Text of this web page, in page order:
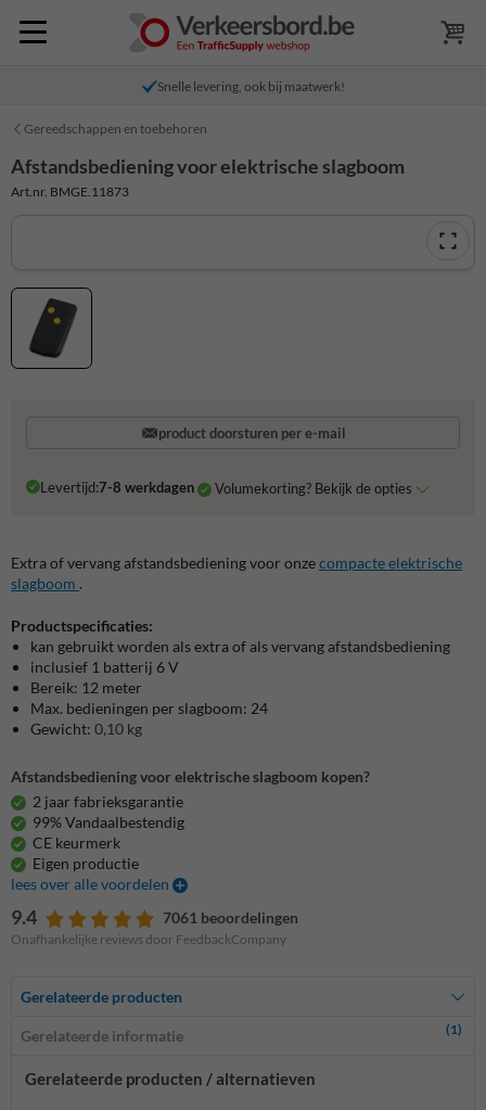
Snelle levering, ook bij maatwerk!
Gereedschappen en toebehoren
Afstandsbediening voor elektrische slagboom
Art.nr. BMGE.11873
product doorsturen per e-mail
Levertijd:7-8 werkdagen Volumekorting? Bekijk de opties
Extra of vervang afstandsbediening voor onzecompacte elektrische
slagboom .
Productspecificaties:
kan gebruikt worden als extra of als vervang afstandsbediening
inclusief 1 batterij 6 V
Bereik: 12 meter
Max. bedieningen per slagboom: 24
Gewicht: 0,10 kg
Afstandsbediening voor elektrische slagboom kopen?
2 jaar fabrieksgarantie
99% Vandaalbestendig
CE keurmerk
Eigen productie
lees over alle voordelen
9.4 7061 beoordelingen
Onafhankelijke reviews door FeedbackCompany
Gerelateerde producten
Gerelateerde informatie (1)
Gerelateerde producten / alternatieven